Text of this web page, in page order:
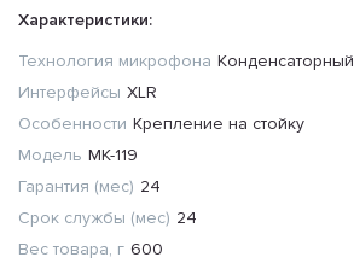
Характеристики:
Технология микрофона Конденсаторный
Интерфейсы XLR
Особенности Крепление на стойку
Модель МК-119
Гарантия (мес) 24
Срок службы (мес) 24
Вес товара, г 600